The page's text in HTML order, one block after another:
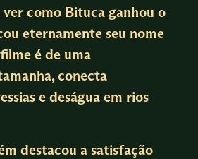
como Bituca ganhou o
eternamente seu nome
é de uma
conecta
e deságua em rios
destacou a satisfação